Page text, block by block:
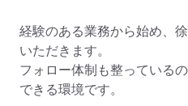
経験のある業務から始め、
いただきます。
フォロー体制も整っている
できる環境です。